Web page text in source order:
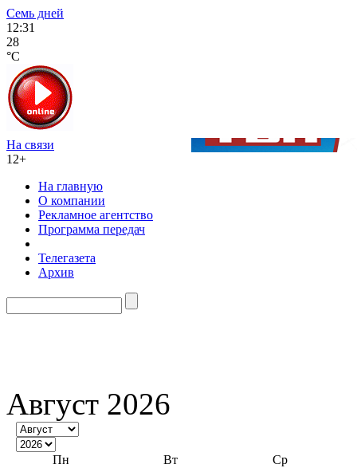
Семь дней
12:31
28
°C
На связи
12+
На главную
О компании
Рекламное агентство
Программа передач
Телегазета
Архив
Август 2026
Пн Вт
Ср